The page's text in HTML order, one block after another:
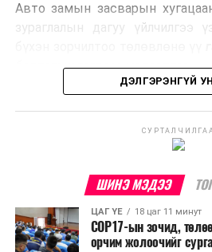
Ийнхүү лаг хатаах, шатаах
улсад өргөн ашиглаж байна.
Авто замын засварын
зураглалын дагуу үйлчилгээ
бодлогын газраас мэдээллээ.
ДЭЛГЭРЭНГҮЙ
ШИНЭ МЭДЭЭ
ЦАГ ҮЕ 18 цаг 11 минут
COP17-ын зочид,
орчим жолоочийг